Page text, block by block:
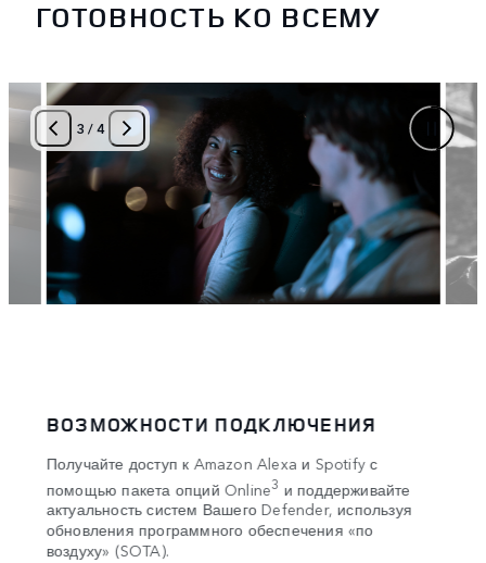
ГОТОВНОСТЬ КО ВСЕМУ
3 /4
ВОЗМОЖНОСТИ ПОДКЛЮЧЕНИЯ
Получайте доступ к Amazon Alexa и Spotify с
помощью пакета опций Online3 и поддерживайте
актуальность систем Вашего Defender, используя
обновления программного обеспечения «по
воздуху» (SOTA).